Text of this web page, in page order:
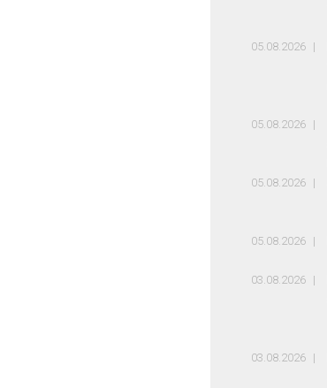
05.08.2026
05.08.2026
05.08.2026
05.08.2026
03.08.2026
03.08.2026